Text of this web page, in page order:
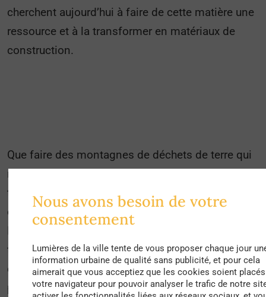
cherchent aujourd’hui à faire de cette matière une
ressource et à la transformer en matériaux de
construction.
Que faire des montagnes de déchets de terre qui
ne cessent de croître et s’étendent à perte de vue,
tels des paysages lunaires, sur le territoire de
certaines communes ? Ne serait-ce qu’en Ile-de-
France, plus d’une vingtaine de millions de
tonnes de matière inerte sont aujourd’hui extraites
chaque année des divers travaux de terrassement
préalables aux fondations d’infrastructures, de
Nous avons besoin de votre
consentement
Lumières de la ville tente de vous proposer chaque jour
information urbaine de qualité sans publicité, et pour cela
aimerait que vous acceptiez que les cookies soient
votre navigateur pour pouvoir analyser le trafic de notre